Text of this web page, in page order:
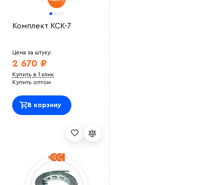
Комплект КСК-7
Цена за штуку:
2 670 ₽
Купить в 1 клик
Купить оптом
В корзину